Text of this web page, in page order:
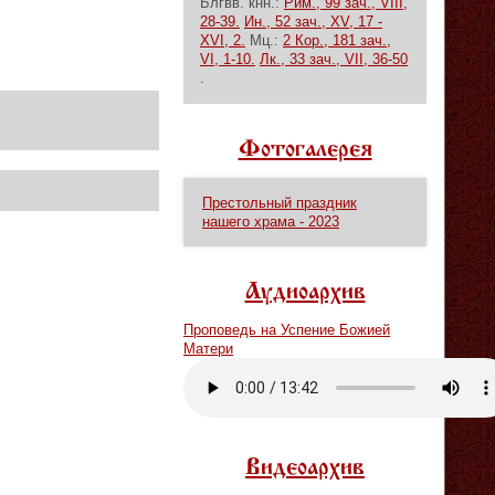
28-39. Ин., 52 зач., XV, 17 -
XVI, 2. Мц.: 2 Кор., 181 зач.,
VI, 1-10. Лк., 33 зач., VII, 36-50
.
Фотогалерея
Престольный праздник
нашего храма - 2023
Аудиоархив
Проповедь на Успение Божией
Матери
Видеоархив